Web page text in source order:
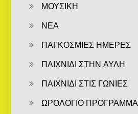
ΜΟΥΣΙΚΗ
ΝΕΑ
ΠΑΓΚΟΣΜΙΕΣ ΗΜΕΡΕΣ
ΠΑΙΧΝΙΔΙ ΣΤΗΝ ΑΥΛΗ
ΠΑΙΧΝΙΔΙ ΣΤΙΣ ΓΩΝΙΕΣ
ΩΡΟΛΟΓΙΟ ΠΡΟΓΡΑΜΜΑ